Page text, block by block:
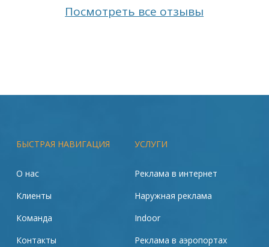
Посмотреть все отзывы
БЫСТРАЯ НАВИГАЦИЯ УСЛУГИ
О нас
Клиенты
Команда
Контакты
Реклама в интернет
Наружная реклама
Indoor
Реклама в аэропортах